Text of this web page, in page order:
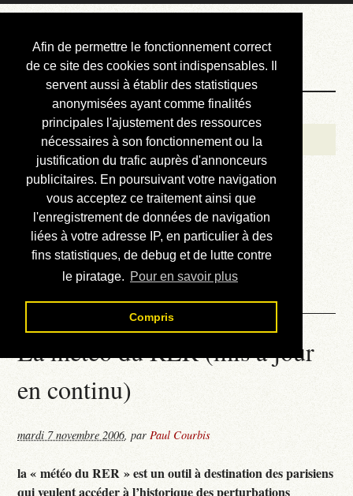
Afin de permettre le fonctionnement correct
de ce site des cookies sont indispensables. Il
servent aussi à établir des statistiques
anonymisées ayant comme finalités
principales l'ajustement des ressources
nécessaires à son fonctionnement ou la
justification du trafic auprès d'annonceurs
publicitaires. En poursuivant votre navigation
vous acceptez ce traitement ainsi que
l'enregistrement de données de navigation
liées à votre adresse IP, en particulier à des
fins statistiques, de debug et de lutte contre
le piratage. Pour en savoir plus
Compris
Courbis, « LE »
Blog Officiel
Bienvenue
Réalisations
Divers (et d’été)
Annonces
Liens externes
Téléchargement
Contact
La météo du RER (mis à jour
en continu)
mardi 7 novembre 2006,parPaul Courbis
la « météo du RER » est un outil à destination des parisiens
qui veulent accéder à l’historique des perturbations